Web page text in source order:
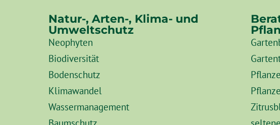
Natur-, Arten-, Klima- und
Umweltschutz
Neophyten
Biodiversität
Bodenschutz
Klimawandel
Wassermanagement